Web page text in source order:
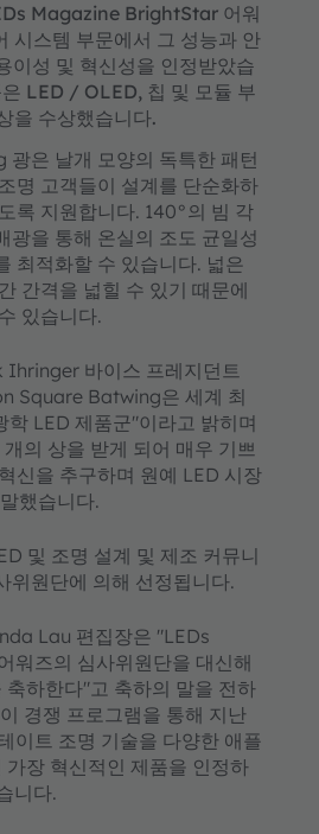
Magazine BrightStar 어워
시스템 부문에서 그 성능과 안
이성 및 혁신성을 인정받았습
LED / OLED, 칩 및 모듈 부
을 수상했습니다.
은 날개 모양의 독특한 패턴
명 고객들이 설계를 단순화하
록 지원합니다. 140°의 빔 각
광을 통해 온실의 조도 균일성
최적화할 수 있습니다. 넓은
간격을 넓힐 수 있기 때문에
있습니다.
바이스 프레지던트
Square Batwing은 세계 최
LED 제품군"이라고 밝히며
의 상을 받게 되어 매우 기쁘
신을 추구하며 원예 LED 시장
했습니다.
및 조명 설계 및 제조 커뮤니
위원단에 의해 선정됩니다.
Lau 편집장은 "LEDs
워즈의 심사위원단을 대신해
하한다"고 축하의 말을 전하
경쟁 프로그램을 통해 지난
이트 조명 기술을 다양한 애플
장 혁신적인 제품을 인정하
니다.